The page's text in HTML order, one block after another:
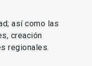
así como las
creación
regionales.